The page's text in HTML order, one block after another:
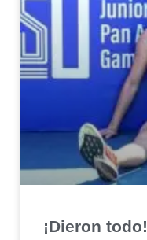
¡Dieron todo!